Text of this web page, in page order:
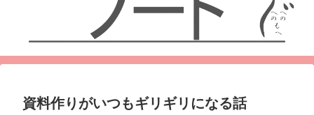
資料作りがいつもギリギリになる話